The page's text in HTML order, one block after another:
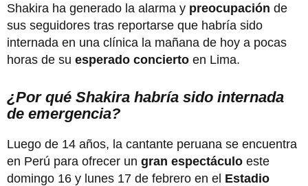
Shakira ha generado la alarma y preocupación de
sus seguidores tras reportarse que habría sido
internada en una clínica la mañana de hoy a pocas
horas de su esperado concierto en Lima.
¿Por qué Shakira habría sido internada
de emergencia?
Luego de 14 años, la cantante peruana se encuentra
en Perú para ofrecer un gran espectáculo este
domingo 16 y lunes 17 de febrero en el Estadio